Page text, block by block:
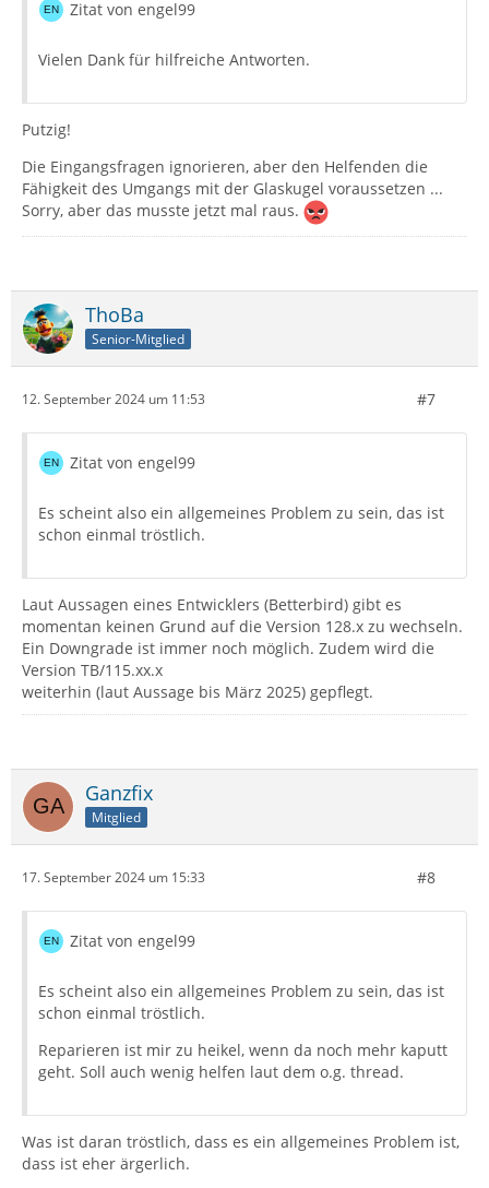
Zitat von engel99
Vielen Dank für hilfreiche Antworten.
Putzig!
Die Eingangsfragen ignorieren, aber den Helfenden die
Fähigkeit des Umgangs mit der Glaskugel voraussetzen ...
Sorry, aber das musste jetzt mal raus.
ThoBa
Senior-Mitglied
12. September 2024 um 11:53 #7
Zitat von engel99
Es scheint also ein allgemeines Problem zu sein, das ist
schon einmal tröstlich.
Laut Aussagen eines Entwicklers (Betterbird) gibt es
momentan keinen Grund auf die Version 128.x zu wechseln.
Ein Downgrade ist immer noch möglich. Zudem wird die
Version TB/115.xx.x
weiterhin (laut Aussage bis März 2025) gepflegt.
Ganzfix
Mitglied
17. September 2024 um 15:33 #8
Zitat von engel99
Es scheint also ein allgemeines Problem zu sein, das ist
schon einmal tröstlich.
Reparieren ist mir zu heikel, wenn da noch mehr kaputt
geht. Soll auch wenig helfen laut dem o.g. thread.
Was ist daran tröstlich, dass es ein allgemeines Problem ist,
dass ist eher ärgerlich.